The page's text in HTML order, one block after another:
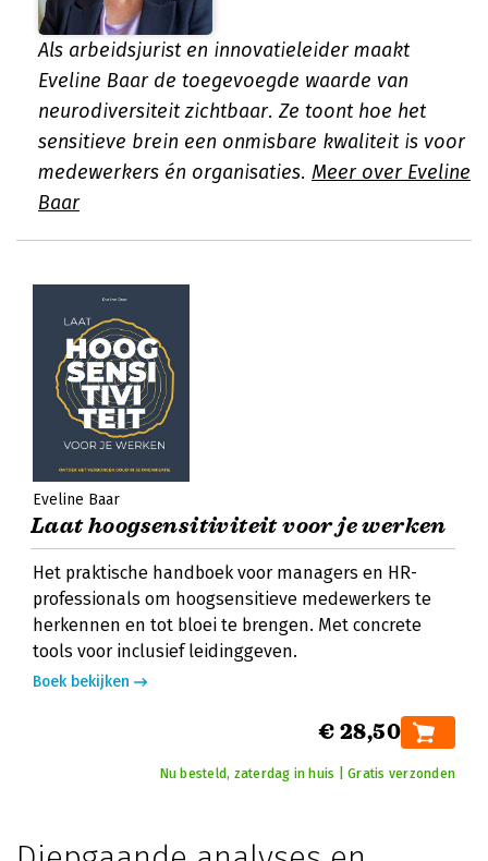
Als arbeidsjurist en innovatieleider maakt
Eveline Baar de toegevoegde waarde van
neurodiversiteit zichtbaar. Ze toont hoe het
sensitieve brein een onmisbare kwaliteit is voor
medewerkers én organisaties. Meer over Eveline
Baar
Eveline Baar
Laat hoogsensitiviteit voor je werken
Het praktische handboek voor managers en HR-
professionals om hoogsensitieve medewerkers te
herkennen en tot bloei te brengen. Met concrete
tools voor inclusief leidinggeven.
Boek bekijken
€ 28,50
Nu besteld, zaterdag in huis | Gratis verzonden